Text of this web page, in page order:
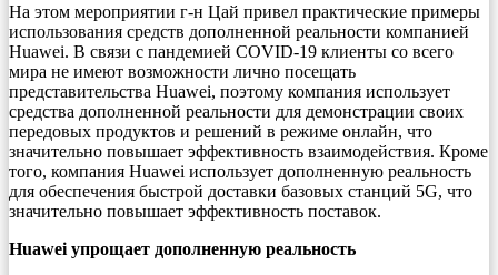
На этом мероприятии г-н Цай привел практические примеры
использования средств дополненной реальности компанией
Huawei. В связи с пандемией COVID-19 клиенты со всего
мира не имеют возможности лично посещать
представительства Huawei, поэтому компания использует
средства дополненной реальности для демонстрации своих
передовых продуктов и решений в режиме онлайн, что
значительно повышает эффективность взаимодействия. Кроме
того, компания Huawei использует дополненную реальность
для обеспечения быстрой доставки базовых станций 5G, что
значительно повышает эффективность поставок.
Huawei упрощает дополненную реальность